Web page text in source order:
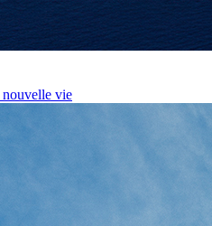
nouvelle vie